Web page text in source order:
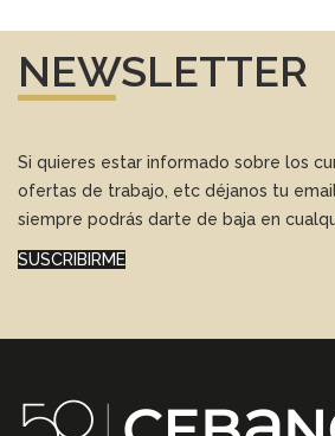
NEWSLETTER
Si quieres estar informado sobre los
ofertas de trabajo, etc déjanos tu
siempre podrás darte de baja en
SUSCRIBIRME